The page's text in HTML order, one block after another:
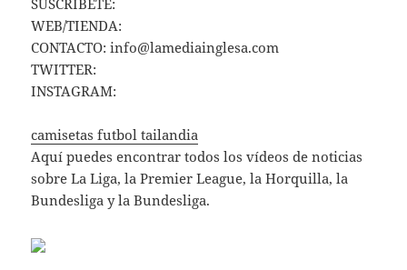
SUSCRÍBETE:
WEB/TIENDA:
CONTACTO:info@lamediainglesa.com
TWITTER:
INSTAGRAM:
camisetas futbol tailandia
Aquí puedes encontrar todos los vídeos de noticias
sobre La Liga, la Premier League, la Horquilla, la
Bundesliga y la Bundesliga.